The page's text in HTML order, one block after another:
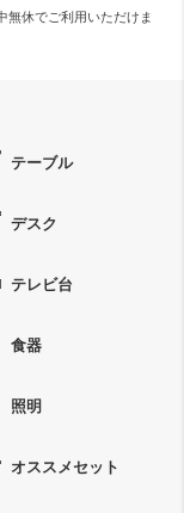
無休でご利用いただけま
テーブル
デスク
テレビ台
食器
照明
オススメセット